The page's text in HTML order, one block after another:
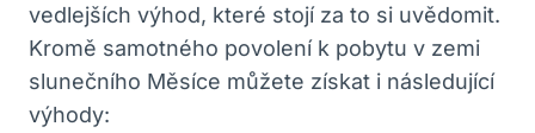
vedlejších výhod, které stojí za to si uvědomit.
Kromě samotného povolení k pobytu v zemi
slunečního Měsíce můžete získat i následující
výhody: